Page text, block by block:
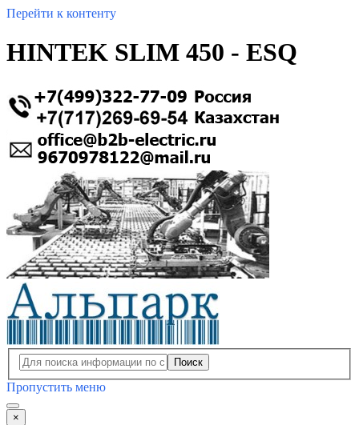
Перейти к контенту
HINTEK SLIM 450 - ESQ
Поиск
Пропустить меню
×